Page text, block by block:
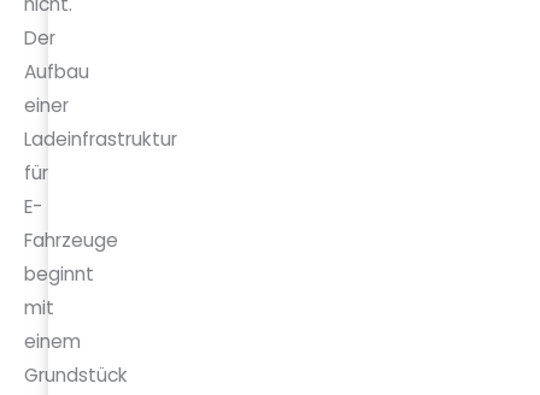
Der
Aufbau
einer
Ladeinfrastruktur
für
E-
Fahrzeuge
beginnt
mit
einem
Grundstück